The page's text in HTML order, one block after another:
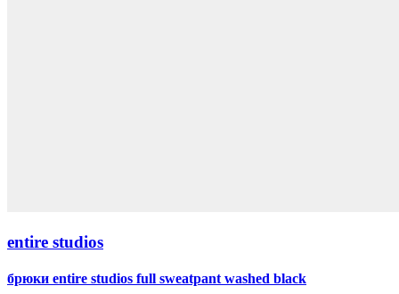
entire studios
брюки entire studios full sweatpant washed black